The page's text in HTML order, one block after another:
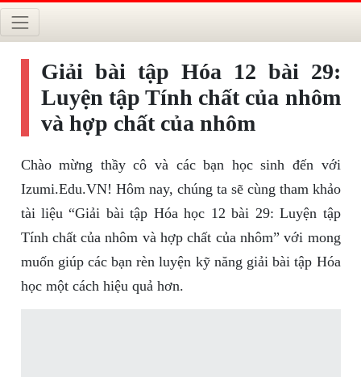
Giải bài tập Hóa 12 bài 29:
Luyện tập Tính chất của nhôm
và hợp chất của nhôm
Chào mừng thầy cô và các bạn học sinh đến với
Izumi.Edu.VN! Hôm nay, chúng ta sẽ cùng tham khảo
tài liệu “Giải bài tập Hóa học 12 bài 29: Luyện tập
Tính chất của nhôm và hợp chất của nhôm” với mong
muốn giúp các bạn rèn luyện kỹ năng giải bài tập Hóa
học một cách hiệu quả hơn.